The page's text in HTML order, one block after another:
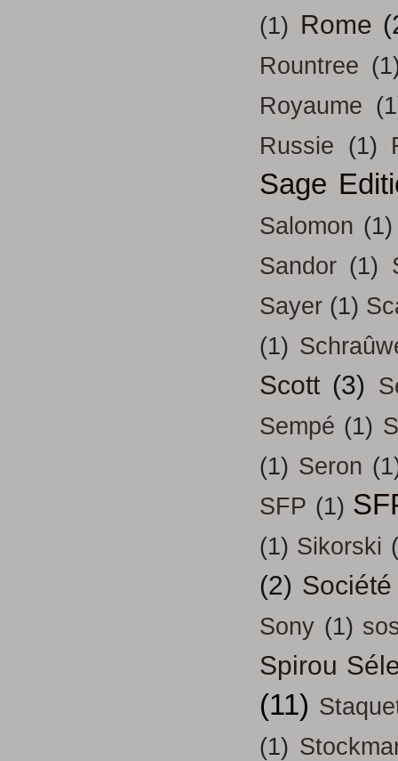
(1) Rome
Rountree
Royaume
Russie (1)
Sage
Salomon (1)
Sandor (1)
Sayer (1)
(1)
Scott (3)
Sempé (1)
(1) Seron
SFP (1)
(1) Sikorski
(2) Société
Sony (1)
Spirou
(11)
(1)